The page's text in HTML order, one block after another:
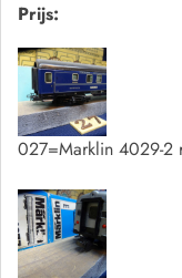
Prijs:
027=Marklin 4029-2